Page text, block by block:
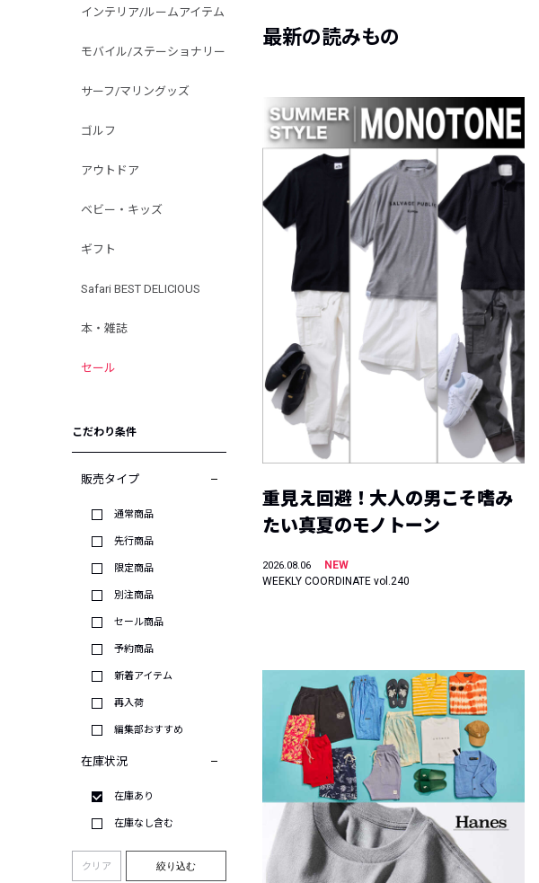
インテリア/ルームアイテム
モバイル/ステーショナリー
サーフ/マリングッズ
ゴルフ
アウトドア
ベビー・キッズ
ギフト
Safari BEST DELICIOUS
本・雑誌
セール
こだわり条件
販売タイプ
通常商品
先行商品
限定商品
別注商品
セール商品
予約商品
新着アイテム
再入荷
編集部おすすめ
在庫状況
在庫あり
在庫なし含む
クリア 絞り込む
最新の読みもの
重見え回避！大人の男こそ嗜み
たい真夏のモノトーン
2026.08.06
NEW
WEEKLY COORDINATE vol.240